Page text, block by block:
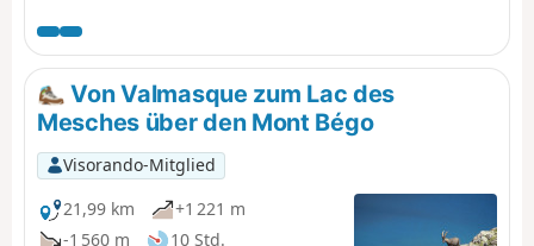
Von Valmasque zum Lac des
Mesches über den Mont Bégo
Visorando-Mitglied
21,99 km
+1 221 m
-1 560 m
10 Std.